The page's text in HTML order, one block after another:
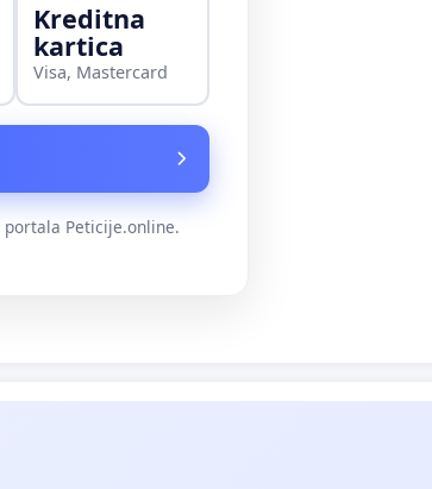
Kreditna
kartica
Visa, Mastercard
portala Peticije.online.